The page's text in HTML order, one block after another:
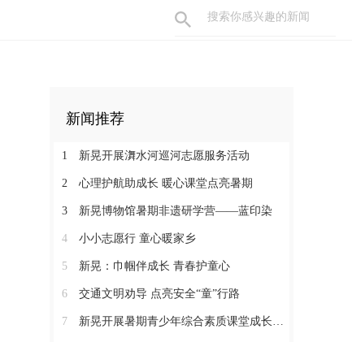
新闻推荐
1 新晃开展㵲水河巡河志愿服务活动
2 心理护航助成长 暖心课堂点亮暑期
3 新晃博物馆暑期非遗研学营——蓝印染
4 小小志愿行 童心暖家乡
5 新晃：巾帼伴成长 青春护童心
6 交通文明劝导 点亮安全“童”行路
7 新晃开展暑期青少年综合素质课堂成长营活动